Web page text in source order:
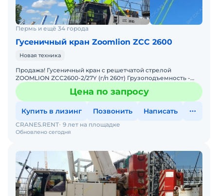
Пермь и ещё 34 города
Гусеничный кран Zoomlion ZCC 2600
Новая техника
Продажа! Гусеничный кран с решетчатой стрелой
ZOOMLION ZCC2600-2/27Y (г/п 260т) Грузоподъемность -
260 тонн. Комплектация: Основная стрела 86м,
маневровый г
Цена по запросу
Купить в лизинг Позвонить Написать
Обновлено сегодня
CRANES.RENT 9 лет на площадке